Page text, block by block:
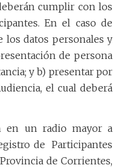
cumplir con los
En el caso de
los datos personales y
de persona
y b) presentar por
el cual deberá
en un radio mayor a
de
Participantes
de Corrientes,